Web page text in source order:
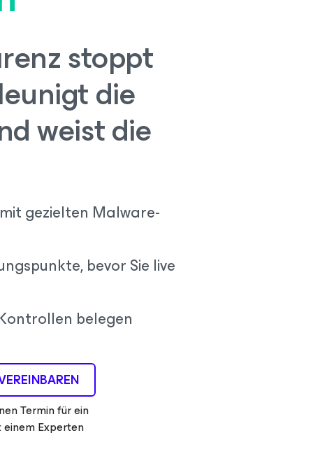
stoppt
die
weist die
gezielten Malware-
bevor Sie live
belegen
Termin für ein
Experten